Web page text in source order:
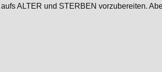
ALTER und STERBEN vorzubereiten.